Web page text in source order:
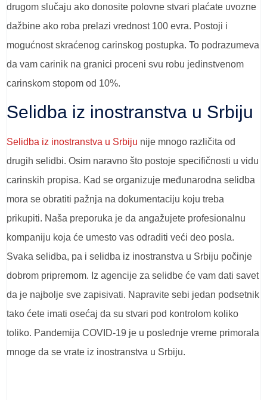
drugom slučaju ako donosite polovne stvari plaćate uvozne
dažbine ako roba prelazi vrednost 100 evra. Postoji i
mogućnost skraćenog carinskog postupka. To podrazumeva
da vam carinik na granici proceni svu robu jedinstvenom
carinskom stopom od 10%.
Selidba iz inostranstva u Srbiju
Selidba iz inostranstva u Srbiju nije mnogo različita od
drugih selidbi. Osim naravno što postoje specifičnosti u vidu
carinskih propisa. Kad se organizuje međunarodna selidba
mora se obratiti pažnja na dokumentaciju koju treba
prikupiti. Naša preporuka je da angažujete profesionalnu
kompaniju koja će umesto vas odraditi veći deo posla.
Svaka selidba, pa i selidba iz inostranstva u Srbiju počinje
dobrom pripremom. Iz agencije za selidbe će vam dati savet
da je najbolje sve zapisivati. Napravite sebi jedan podsetnik
tako ćete imati osećaj da su stvari pod kontrolom koliko
toliko. Pandemija COVID-19 je u poslednje vreme primorala
mnoge da se vrate iz inostranstva u Srbiju.